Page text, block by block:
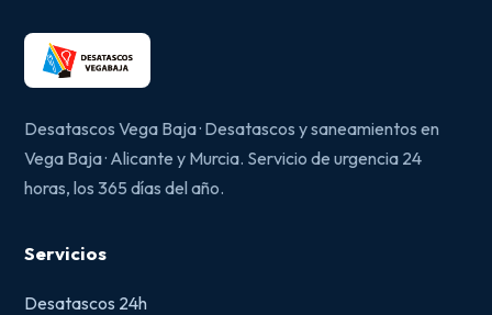
Desatascos Vega Baja · Desatascos y saneamientos en
Vega Baja · Alicante y Murcia. Servicio de urgencia 24
horas, los 365 días del año.
Servicios
Desatascos 24h